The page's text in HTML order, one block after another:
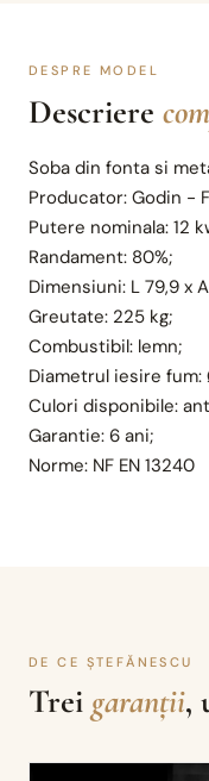
DESPRE MODEL
Descriere
Soba din fonta si
Producator: Godin -
Putere nominala: 12
Randament: 80%;
Dimensiuni: L 79,9 x
Greutate: 225 kg;
Combustibil: lemn;
Diametrul iesire fum:
Culori disponibile:
Garantie: 6 ani;
Norme: NF EN 13240
DE CE ȘTEFĂNESCU
Trei garanții,